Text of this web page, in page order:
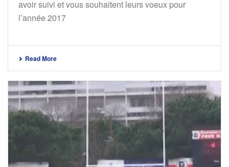
avoir suivi et vous souhaitent leurs voeux pour
l’année 2017
Read More